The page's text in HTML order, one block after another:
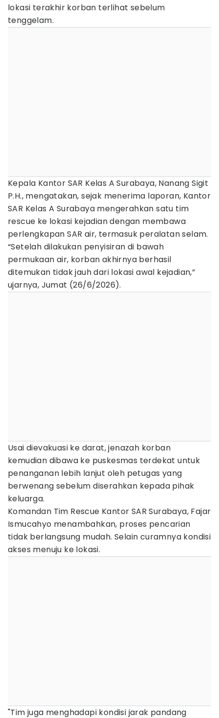
lokasi terakhir korban terlihat sebelum
tenggelam.
Kepala Kantor SAR Kelas A Surabaya, Nanang Sigit
P.H., mengatakan, sejak menerima laporan, Kantor
SAR Kelas A Surabaya mengerahkan satu tim
rescue ke lokasi kejadian dengan membawa
perlengkapan SAR air, termasuk peralatan selam.
“Setelah dilakukan penyisiran di bawah
permukaan air, korban akhirnya berhasil
ditemukan tidak jauh dari lokasi awal kejadian,”
ujarnya, Jumat (26/6/2026).
Usai dievakuasi ke darat, jenazah korban
kemudian dibawa ke puskesmas terdekat untuk
penanganan lebih lanjut oleh petugas yang
berwenang sebelum diserahkan kepada pihak
keluarga.
Komandan Tim Rescue Kantor SAR Surabaya, Fajar
Ismucahyo menambahkan, proses pencarian
tidak berlangsung mudah. Selain curamnya kondisi
akses menuju ke lokasi.
"Tim juga menghadapi kondisi jarak pandang